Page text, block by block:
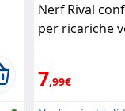
Nerf Rival
per ricariche
7,99€